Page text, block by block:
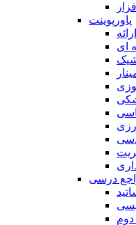
پاورپوینت
ای
شیک
درسی